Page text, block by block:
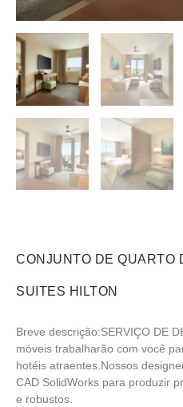
CONJUNTO DE QUARTO
SUITES HILTON
Breve descrição:SERVIÇO DE
móveis trabalharão com você
hotéis atraentes.Nossos
CAD SolidWorks para produzir
e robustos.